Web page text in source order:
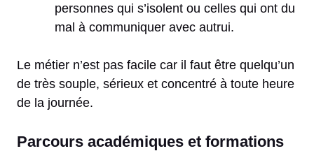
personnes qui s’isolent ou celles qui ont du
mal à communiquer avec autrui.
Le métier n’est pas facile car il faut être quelqu’un
de très souple, sérieux et concentré à toute heure
de la journée.
Parcours académiques et formations